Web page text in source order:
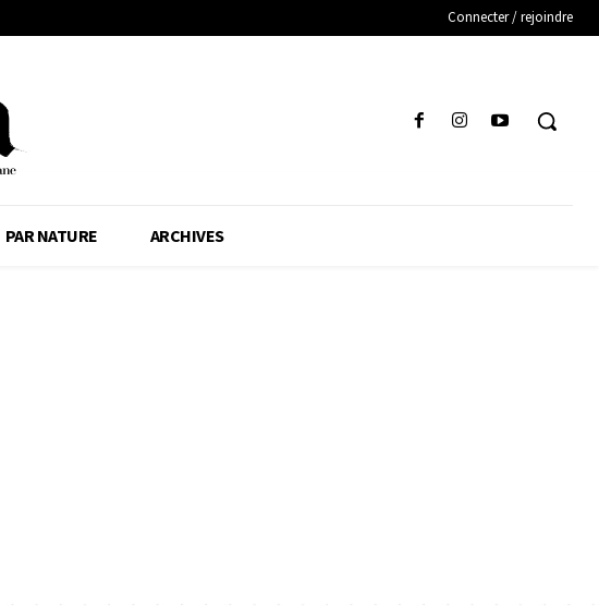
Connecter / rejoindre
PAR NATURE ARCHIVES